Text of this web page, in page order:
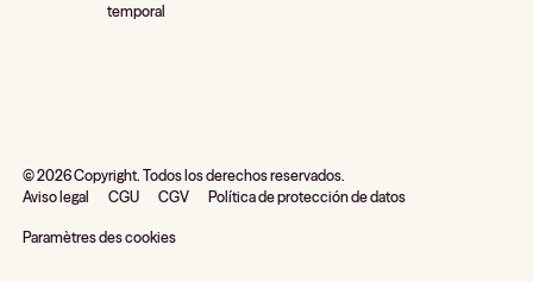
temporal
©2026Copyright. Todos los derechos reservados.
Aviso legal
CGU CGV Política de protección de datos
Paramètres des cookies